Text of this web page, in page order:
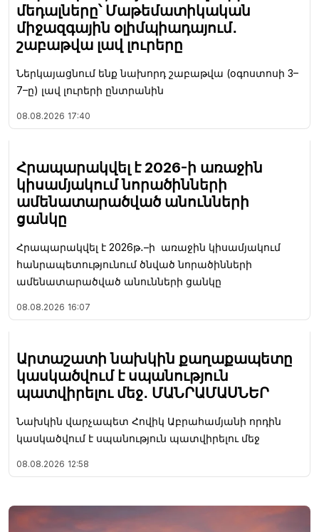
մեդալները՝ Մաթեմատիկական
միջազգային օլիմպիադայում․
շաբաթվա լավ լուրերը
Ներկայացնում ենք նախորդ շաբաթվա (օգոստոսի 3–
7–ը) լավ լուրերի ընտրանին
08.08.2026 17:40
Հրապարակվել է 2026-ի առաջին
կիսամյակում նորածինների
ամենատարածված անունների
ցանկը
Հրապարակվել է 2026թ․–ի առաջին կիսամյակում
հանրապետությունում ծնված նորածինների
ամենատարածված անունների ցանկը
08.08.2026 16:07
Արտաշատի նախկին քաղաքապետը
կասկածվում է սպանություն
պատվիրելու մեջ․ ՄԱՆՐԱՄԱՍՆԵՐ
Նախկին վարչապետ Հովիկ Աբրահամյանի որդին
կասկածվում է սպանություն պատվիրելու մեջ
08.08.2026 12:58